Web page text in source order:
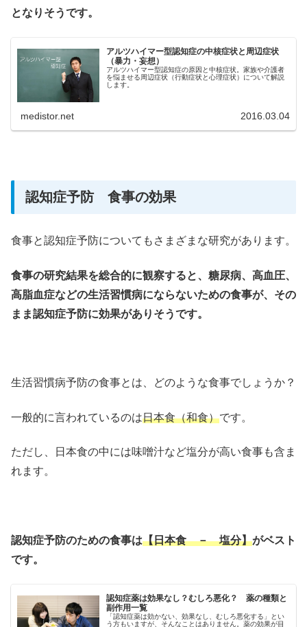
となりそうです。
アルツハイマー型認知症の中核症状と周辺症状
（暴力・妄想）
アルツハイマー型認知症の原因と中核症状。家族や介護者
を悩ませる周辺症状（行動症状と心理症状）について解説
します。
medistor.net 2016.03.04
認知症予防 食事の効果
食事と認知症予防についてもさまざまな研究があります。
食事の研究結果を総合的に観察すると、糖尿病、高血圧、
高脂血症などの生活習慣病にならないための食事が、その
まま認知症予防に効果がありそうです。
生活習慣病予防の食事とは、どのような食事でしょうか？
一般的に言われているのは日本食（和食）です。
ただし、日本食の中には味噌汁など塩分が高い食事も含ま
れます。
認知症予防のための食事は【日本食 － 塩分】がベスト
です。
認知症薬は効果なし？むしろ悪化？ 薬の種類と
副作用一覧
「認知症薬は効かない、効果なし、むしろ悪化する」とい
う方もいますが、そんなことはありません。薬の効果が目